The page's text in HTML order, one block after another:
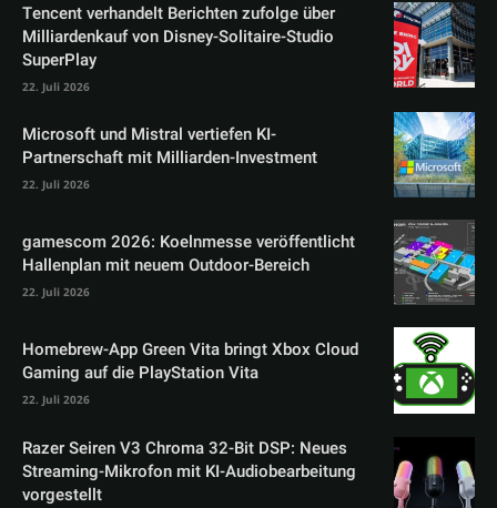
Tencent verhandelt Berichten zufolge über
Milliardenkauf von Disney-Solitaire-Studio
SuperPlay
22. Juli 2026
Microsoft und Mistral vertiefen KI-
Partnerschaft mit Milliarden-Investment
22. Juli 2026
gamescom 2026: Koelnmesse veröffentlicht
Hallenplan mit neuem Outdoor-Bereich
22. Juli 2026
Homebrew-App Green Vita bringt Xbox Cloud
Gaming auf die PlayStation Vita
22. Juli 2026
Razer Seiren V3 Chroma 32-Bit DSP: Neues
Streaming-Mikrofon mit KI-Audiobearbeitung
vorgestellt